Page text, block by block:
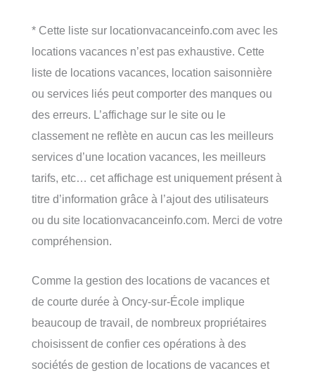
* Cette liste sur locationvacanceinfo.com avec les
locations vacances n’est pas exhaustive. Cette
liste de locations vacances, location saisonnière
ou services liés peut comporter des manques ou
des erreurs. L’affichage sur le site ou le
classement ne reflète en aucun cas les meilleurs
services d’une location vacances, les meilleurs
tarifs, etc… cet affichage est uniquement présent à
titre d’information grâce à l’ajout des utilisateurs
ou du site locationvacanceinfo.com. Merci de votre
compréhension.
Comme la gestion des locations de vacances et
de courte durée à Oncy-sur-École implique
beaucoup de travail, de nombreux propriétaires
choisissent de confier ces opérations à des
sociétés de gestion de locations de vacances et